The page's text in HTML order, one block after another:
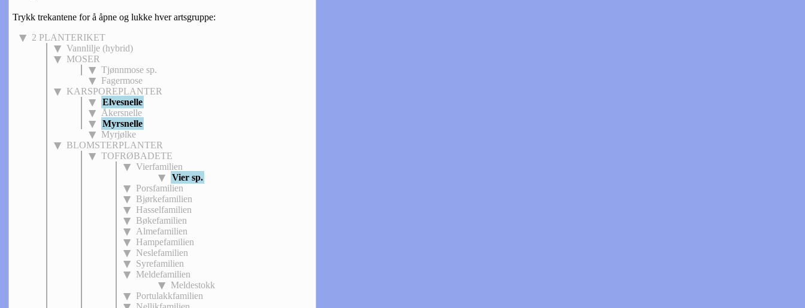
Trykk trekantene for å åpne og lukke hver artsgruppe:
2 PLANTERIKET
Vannlilje (hybrid)
MOSER
Tjønnmose sp.
Fagermose
KARSPOREPLANTER
Elvesnelle
Åkersnelle
Myrsnelle
Myrjølke
BLOMSTERPLANTER
TOFRØBADETE
Vierfamilien
Vier sp.
Porsfamilien
Bjørkefamilien
Hasselfamilien
Bøkefamilien
Almefamilien
Hampefamilien
Neslefamilien
Syrefamilien
Meldefamilien
Meldestokk
Portulakkfamilien